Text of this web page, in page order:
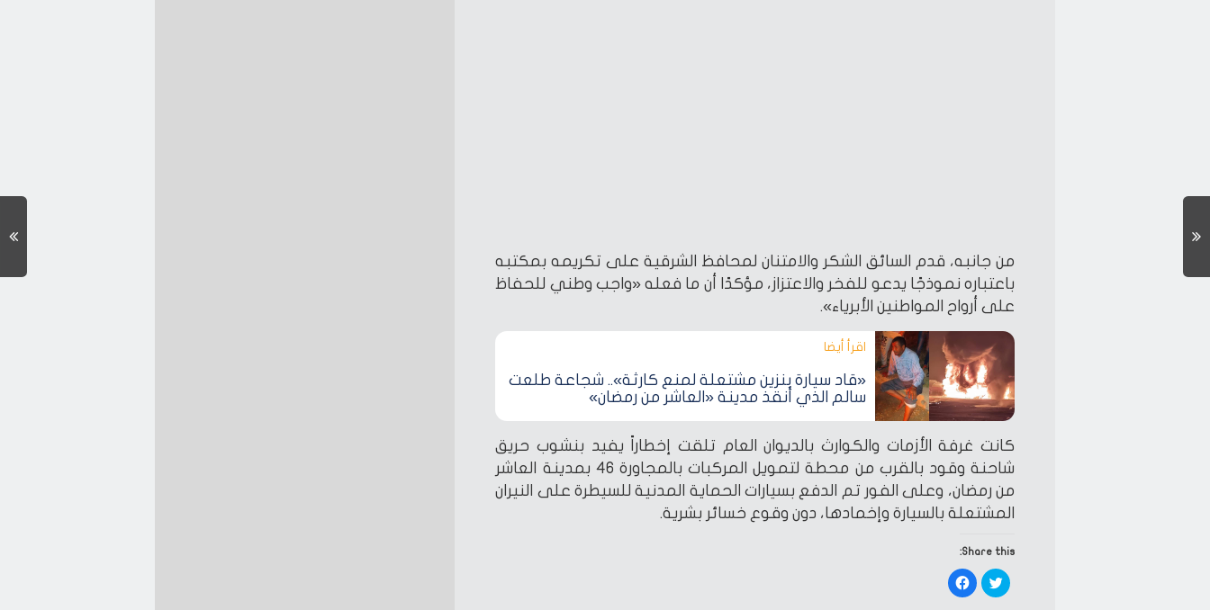
من جانبه، قدم السائق الشكر والامتنان لمحافظ الشرقية على تكريمه بمكتبه
باعتباره نموذجًا يدعو للفخر والاعتزاز، مؤكدًا أن ما فعله «واجب وطني للحفاظ
على أرواح المواطنين الأبرياء».
اقرأ أيضا‎
«قاد سيارة بنزين مشتعلة لمنع كارثة».. شجاعة طلعت
سالم الذي أنقذ مدينة «العاشر من رمضان»
كانت غرفة الأزمات والكوارث بالديوان العام تلقت إخطاراً يفيد بنشوب حريق
شاحنة وقود بالقرب من محطة لتمويل المركبات بالمجاورة 46 بمدينة العاشر
من رمضان، وعلى الفور تم الدفع بسيارات الحماية المدنية للسيطرة على النيران
المشتعلة بالسيارة وإخمادها، دون وقوع خسائر بشرية.
Share this:
Click
to
share
Click
to